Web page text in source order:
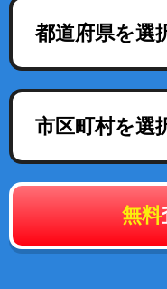
都道府県を選
市区町村を選
無料